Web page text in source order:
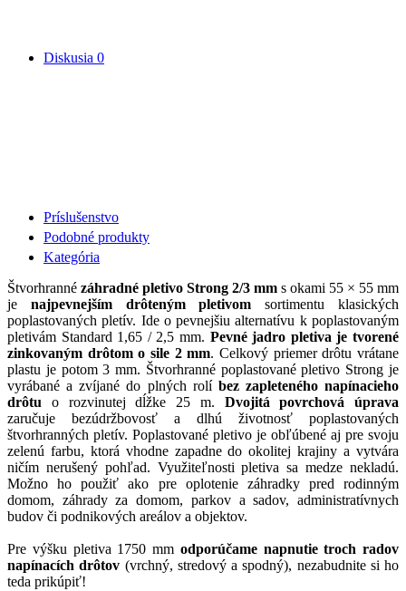
Diskusia 0
Príslušenstvo
Podobné produkty
Kategória
Štvorhranné záhradné pletivo Strong 2/3 mm s okami 55 × 55 mm
je najpevnejším drôteným pletivom sortimentu klasických
poplastovaných pletív. Ide o pevnejšiu alternatívu k poplastovaným
pletivám Standard 1,65 / 2,5 mm. Pevné jadro pletiva je tvorené
zinkovaným drôtom o sile 2 mm. Celkový priemer drôtu vrátane
plastu je potom 3 mm. Štvorhranné poplastované pletivo Strong je
vyrábané a zvíjané do plných rolí bez zapleteného napínacieho
drôtu o rozvinutej dĺžke 25 m. Dvojitá povrchová úprava
zaručuje bezúdržbovosť a dlhú životnosť poplastovaných
štvorhranných pletív. Poplastované pletivo je obľúbené aj pre svoju
zelenú farbu, ktorá vhodne zapadne do okolitej krajiny a vytvára
ničím nerušený pohľad. Využiteľnosti pletiva sa medze nekladú.
Možno ho použiť ako pre oplotenie záhradky pred rodinným
domom, záhrady za domom, parkov a sadov, administratívnych
budov či podnikových areálov a objektov.
Pre výšku pletiva 1750 mm odporúčame napnutie troch radov
napínacích drôtov (vrchný, stredový a spodný), nezabudnite si ho
teda prikúpiť!